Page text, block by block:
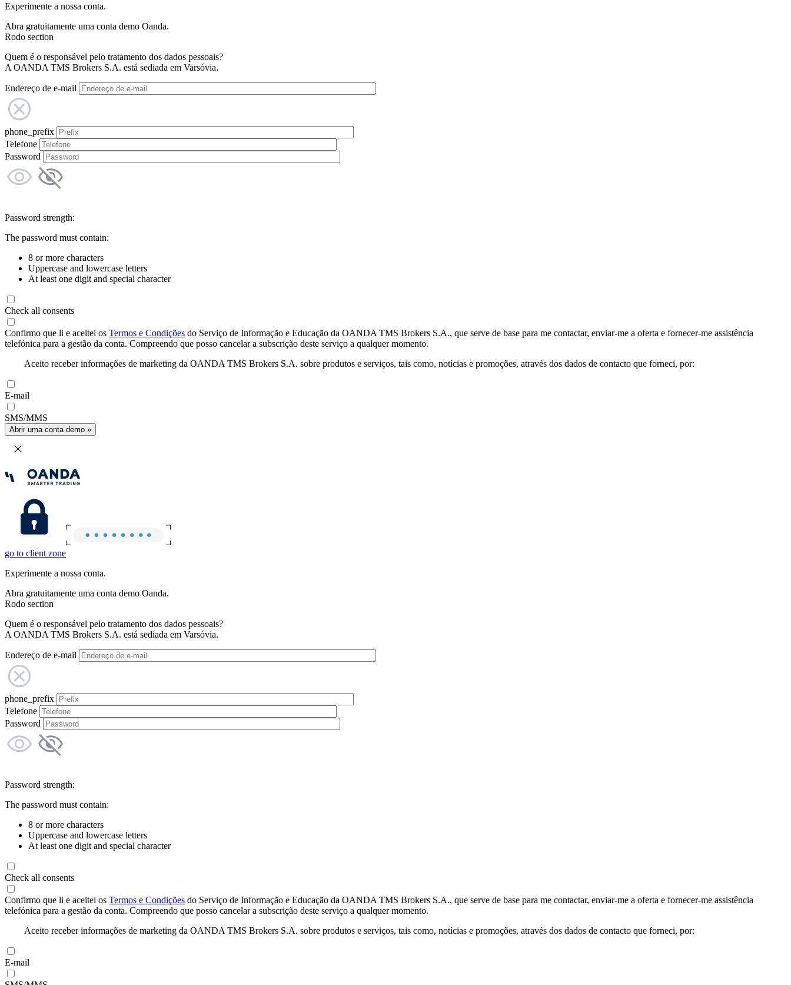
Experimente a nossa conta.
Abra gratuitamente uma conta demo Oanda.
Rodo section
Quem é o responsável pelo tratamento dos dados pessoais?
A OANDA TMS Brokers S.A. está sediada em Varsóvia.
Endereço de e-mail
phone_prefix
Telefone
Password
Password strength:
The password must contain:
8 or more characters
Uppercase and lowercase letters
At least one digit and special character
Check all consents
Confirmo que li e aceitei os Termos e Condições do Serviço de Informação e Educação da OANDA TMS Brokers S.A., que serve de base para me contactar, enviar-me a oferta e fornecer-me assistência
telefónica para a gestão da conta. Compreendo que posso cancelar a subscrição deste serviço a qualquer momento.
Aceito receber informações de marketing da OANDA TMS Brokers S.A. sobre produtos e serviços, tais como, notícias e promoções, através dos dados de contacto que forneci, por:
E-mail
SMS/MMS
Abrir uma conta demo »
go to client zone
Experimente a nossa conta.
Abra gratuitamente uma conta demo Oanda.
Rodo section
Quem é o responsável pelo tratamento dos dados pessoais?
A OANDA TMS Brokers S.A. está sediada em Varsóvia.
Endereço de e-mail
phone_prefix
Telefone
Password
Password strength:
The password must contain:
8 or more characters
Uppercase and lowercase letters
At least one digit and special character
Check all consents
Confirmo que li e aceitei os Termos e Condições do Serviço de Informação e Educação da OANDA TMS Brokers S.A., que serve de base para me contactar, enviar-me a oferta e fornecer-me assistência
telefónica para a gestão da conta. Compreendo que posso cancelar a subscrição deste serviço a qualquer momento.
Aceito receber informações de marketing da OANDA TMS Brokers S.A. sobre produtos e serviços, tais como, notícias e promoções, através dos dados de contacto que forneci, por:
E-mail